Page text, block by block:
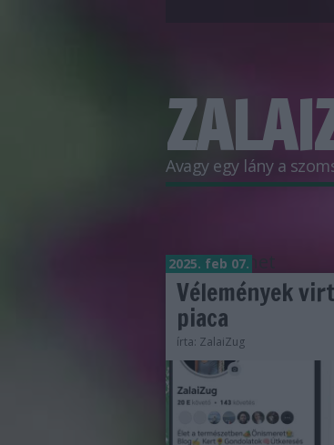
Avagy egy lány a
Címkék»net
2025. feb 07.
Vélemények
piaca
írta: ZalaiZug